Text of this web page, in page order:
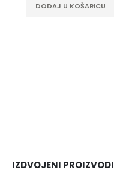
DODAJ U KOŠARICU
IZDVOJENI PROIZVODI